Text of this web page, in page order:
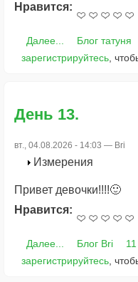
Нравится:
Далее... Блог татуня
зарегистрируйтесь ,
День 13.
вт., 04.08.2026 - 14:03 — Bri
Измерения
Привет девочки!!!!🙂
Нравится:
Далее... Блог Bri
зарегистрируйтесь ,